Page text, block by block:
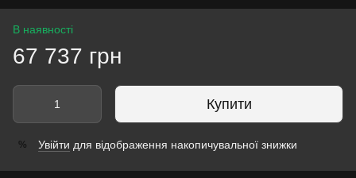
В наявності
67 737 грн
Купити
% Увійти для відображення накопичувальної знижки